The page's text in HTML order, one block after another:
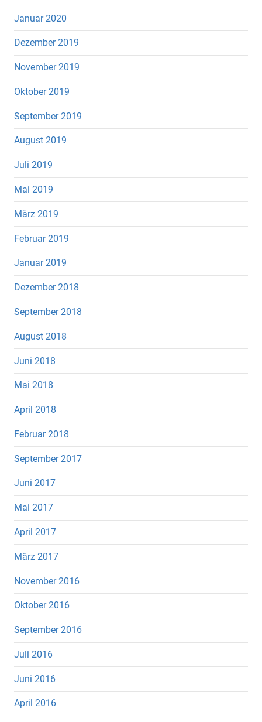
Januar 2020
Dezember 2019
November 2019
Oktober 2019
September 2019
August 2019
Juli 2019
Mai 2019
März 2019
Februar 2019
Januar 2019
Dezember 2018
September 2018
August 2018
Juni 2018
Mai 2018
April 2018
Februar 2018
September 2017
Juni 2017
Mai 2017
April 2017
März 2017
November 2016
Oktober 2016
September 2016
Juli 2016
Juni 2016
April 2016